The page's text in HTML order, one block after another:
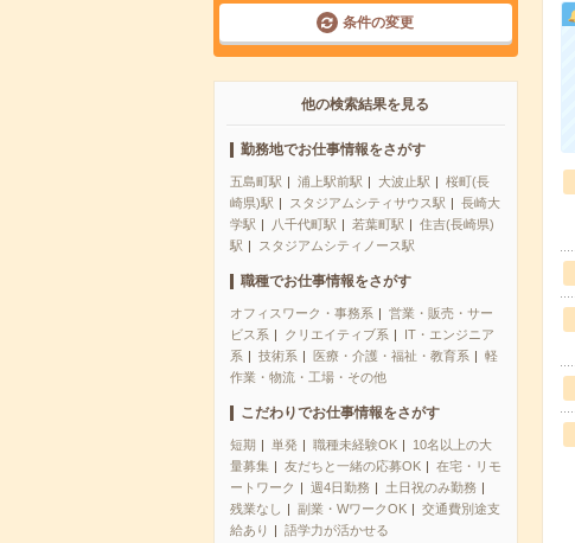
条件の変更
他の検索結果を見る
勤務地でお仕事情報をさがす
五島町駅 浦上駅前駅 大波止駅
桜町(長
崎県)駅
スタジアムシティサウス駅
長崎大
学駅
八千代町駅 若葉町駅
住吉(長崎県)
駅
スタジアムシティノース駅
職種でお仕事情報をさがす
オフィスワーク・事務系
営業・販売・サー
ビス系
クリエイティブ系
IT・エンジニア
系
技術系 医療・介護・福祉・教育系
軽
作業・物流・工場・その他
こだわりでお仕事情報をさがす
短期 単発 職種未経験OK
10名以上の大
量募集
友だちと一緒の応募OK
在宅・リモ
ートワーク
週4日勤務
土日祝のみ勤務
残業なし
副業・WワークOK
交通費別途支
給あり
語学力が活かせる